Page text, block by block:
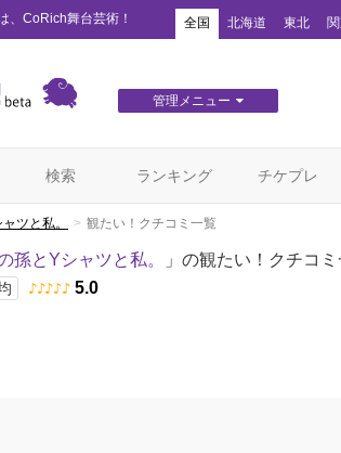
、CoRich舞台芸術！ 全国 北海道 東北
管理メニュー
検索 ランキング チケプレ
ツと私。 観たい！クチコミ一覧
孫とYシャツと私。
」の観たい！クチコ
♪ ♪ ♪ ♪ ♪ 5.0